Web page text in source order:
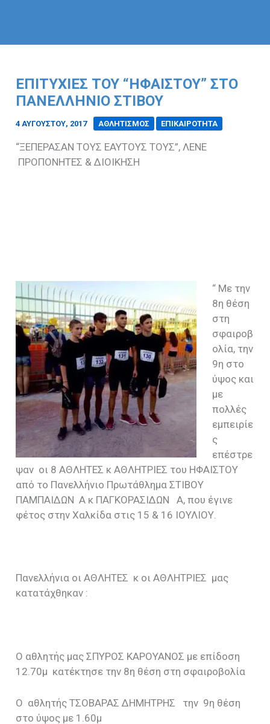
ΕΠΙΤΥΧΙΕΣ ΤΟΥ “ΗΦΑΙΣΤΟΥ” ΣΤΟ
ΠΑΝΕΛΛΗΝΙΟ ΣΤΙΒΟΥ
4 ΑΥΓΟΎΣΤΟΥ, 2017 ΑΘΛΗΤΙΣΜΟΣ ΕΠΙΚΑΙΡΟΤΗΤΑ
“ΞΕΠΕΡΑΣΑΝ ΤΟΥΣ ΕΑΥΤΟΥΣ ΤΟΥΣ”, ΛΕΝΕ
ΠΡΟΠΟΝΗΤΕΣ & ΔΙΟΙΚΗΣΗ
“ Με την
8η θέση
στη
σφαιροβ
ολία, την
9η στο
ύψος και
με
πολλές
εμπειρίε
ς
επέστρε
ψαν οι 8 ΑΘΛΗΤΕΣ κ ΑΘΛΗΤΡΙΕΣ του ΗΦΑΙΣΤΟΥ
από το Πανελλήνιο Πρωτάθλημα ΣΤΙΒΟΥ
ΠΑΜΠΑΙΔΩΝ Α κ ΠΑΓΚΟΡΑΣΙΔΩΝ Α, που έγινε
φέτος στην Χαλκίδα στις 15 & 16 ΙΟΥΛΙΟΥ.
Πανελλήνια οι ΑΘΛΗΤΕΣ κ οι ΑΘΛΗΤΡΙΕΣ μας
κατατάχθηκαν :
Ο αθλητής μας ΣΠΥΡΟΣ ΚΑΡΟΥΑΝΟΣ με επίδοση
12.70μ κατέκτησε την 8η θέση στη σφαιροβολία
Ο αθλητής ΤΣΟΒΑΡΑΣ ΔΗΜΗΤΡΗΣ την 9η θέση
στο ύψος με 1.60μ